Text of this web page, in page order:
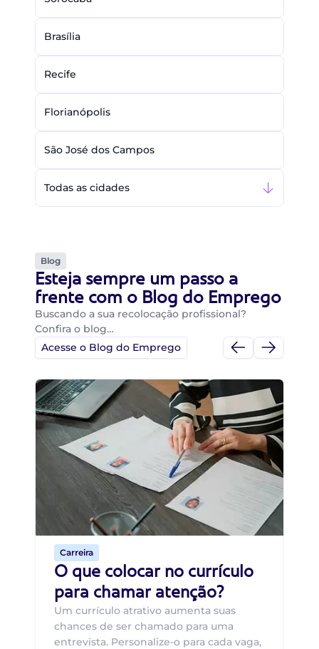
Brasília
Recife
Florianópolis
São José dos Campos
Todas as cidades
Blog
Esteja sempre um passo a
frente com o Blog do Emprego
Buscando a sua recolocação profissional?
Confira o blog…
Acesse o Blog do Emprego
Carreira
O que colocar no currículo
para chamar atenção?
Um currículo atrativo aumenta suas
chances de ser chamado para uma
entrevista. Personalize-o para cada vaga,